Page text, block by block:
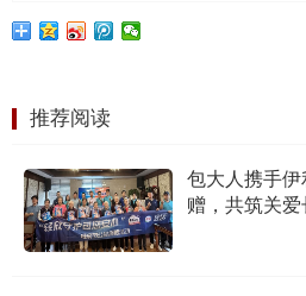
推荐阅读
包大人携手
赠，共筑关